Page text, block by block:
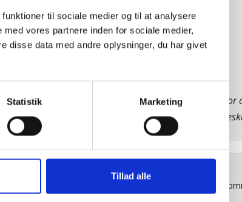
til sociale medier og til at analysere
vores partnere inden for sociale medier,
disse data med andre oplysninger, du har givet
Statistik Marketing
Tillad alle
hjemme ved modtagelse, når fragtmanden kommer for
Tjek også før du underskriver, at forsendelsen ser
naturmateriale, og variationer i farve og struktur